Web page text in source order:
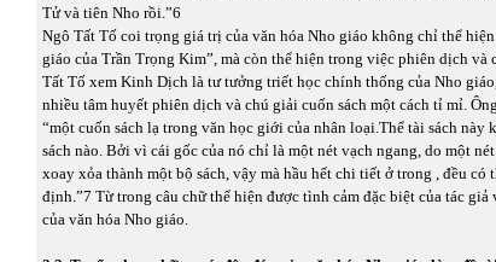
Tử và tiên Nho rồi.”6
Ngô Tất Tố coi trọng giá trị của văn hóa Nho giáo không chỉ thể
giáo của Trần Trọng Kim”, mà còn thể hiện trong việc phiên dịch
Tất Tố xem Kinh Dịch là tư tưởng triết học chính thống của Nho
nhiều tâm huyết phiên dịch và chú giải cuốn sách một cách tỉ mỉ.
“một cuốn sách lạ trong văn học giới của nhân loại.Thể tài sách này
sách nào. Bởi vì cái gốc của nó chỉ là một nét vạch ngang, do một
xoay xỏa thành một bộ sách, vậy mà hầu hết chi tiết ở trong , đều có
định.”7 Từ trong câu chữ thể hiện được tình cảm đặc biệt của tác giả
của văn hóa Nho giáo.